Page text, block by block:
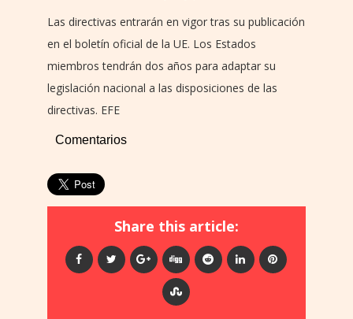
Las directivas entrarán en vigor tras su publicación
en el boletín oficial de la UE. Los Estados
miembros tendrán dos años para adaptar su
legislación nacional a las disposiciones de las
directivas. EFE
Comentarios
Share this article: